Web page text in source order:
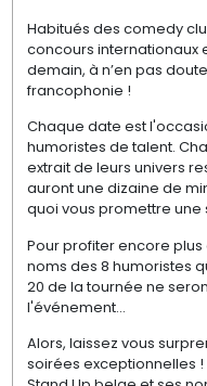
Habitués des comedy
concours internationaux
demain, à n’en pas
francophonie !
Chaque date est
humoristes de talent.
extrait de leurs univers
auront une dizaine de
quoi vous promettre une
Pour profiter encore
noms des 8 humoristes
20 de la tournée ne
l'événement…
Alors, laissez vous
soirées exceptionnelles